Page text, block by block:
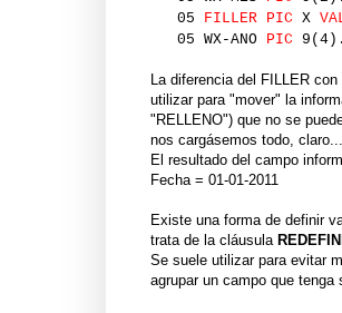
05 FILLER PIC X
05 WX-ANO PIC 9(4).
La diferencia del FILLER
utilizar para "mover" la
"RELLENO") que no se
nos cargásemos todo,
El resultado del campo
Fecha = 01-01-2011
Existe una forma de definir
trata de la cláusula
Se suele utilizar para evitar
agrupar un campo que tenga